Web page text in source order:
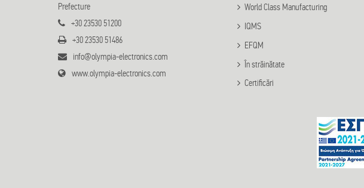
Prefecture
+30 23530 51200
+30 23530 51486
info@olympia-electronics.com
www.olympia-electronics.com
World Class Manufacturing
IQMS
EFQM
În străinătate
Certificări